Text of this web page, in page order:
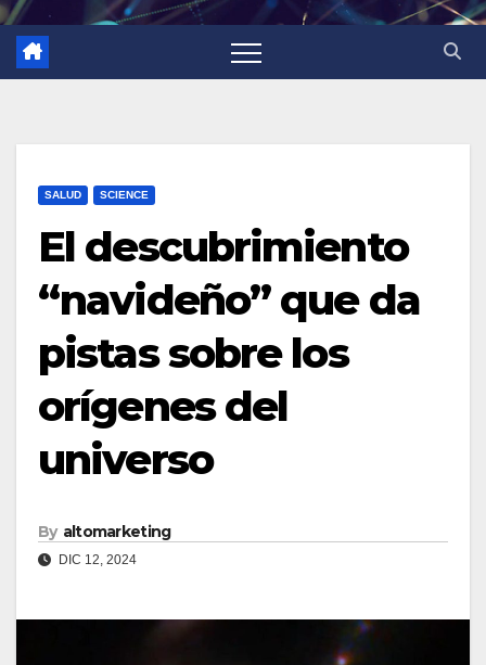
SALUD SCIENCE
El descubrimiento
“navideño” que da
pistas sobre los
orígenes del
universo
By altomarketing
DIC 12, 2024